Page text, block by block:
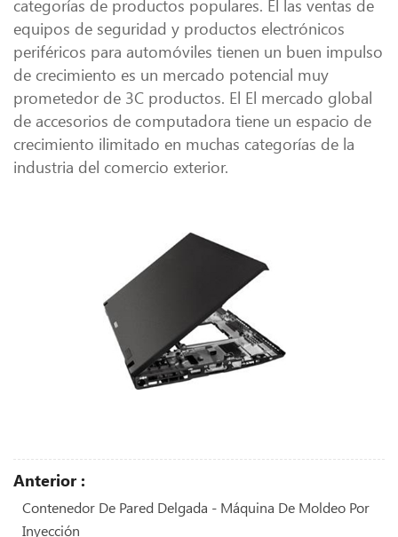
categorías de productos populares. El las ventas de
equipos de seguridad y productos electrónicos
periféricos para automóviles tienen un buen impulso
de crecimiento es un mercado potencial muy
prometedor de 3C productos. El El mercado global
de accesorios de computadora tiene un espacio de
crecimiento ilimitado en muchas categorías de la
industria del comercio exterior.
Anterior :
Contenedor De Pared Delgada - Máquina De Moldeo Por
Inyección